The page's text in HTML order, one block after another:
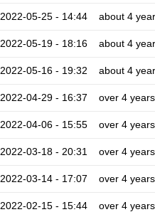
2022-05-25 - 14:44 about 4
2022-05-19 - 18:16 about 4
2022-05-16 - 19:32 about 4
2022-04-29 - 16:37 over 4 years
2022-04-06 - 15:55 over 4 years
2022-03-18 - 20:31 over 4 years
2022-03-14 - 17:07 over 4 years
2022-02-15 - 15:44 over 4 years